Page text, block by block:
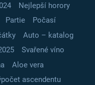
Nejlepší horory
Partie
Počasí
Auto – katalog
Svařené víno
Aloe vera
ascendentu